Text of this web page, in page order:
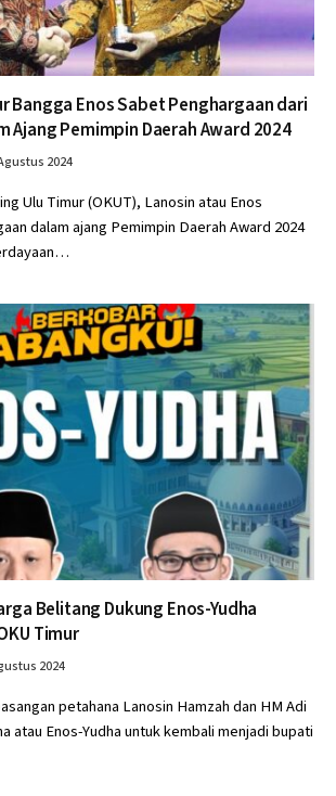
Bangga Enos Sabet Penghargaan dari
Ajang Pemimpin Daerah Award 2024
2024
Ulu Timur (OKUT), Lanosin atau Enos
dalam ajang Pemimpin Daerah Award 2024
Belitang Dukung Enos-Yudha
Timur
2024
petahana Lanosin Hamzah dan HM Adi
atau Enos-Yudha untuk kembali menjadi bupati